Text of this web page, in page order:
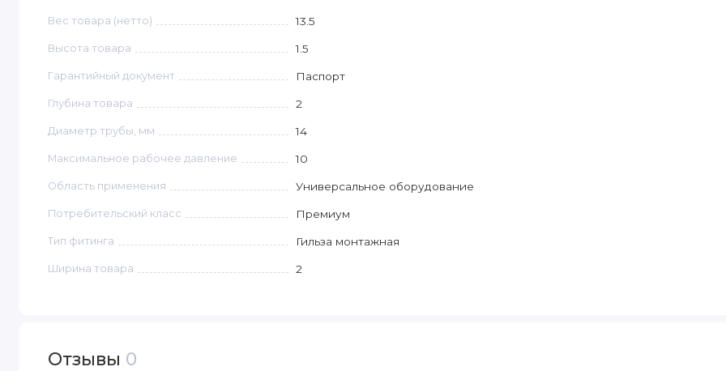
Вес товара (нетто) 13.5
Высота товара 1.5
Гарантийный документ Паспорт
Глубина товара 2
Диаметр трубы, мм 14
Максимальное рабочее давление 10
Область применения Универсальное оборудование
Потребительский класс Премиум
Тип фитинга Гильза монтажная
Ширина товара 2
Отзывы 0